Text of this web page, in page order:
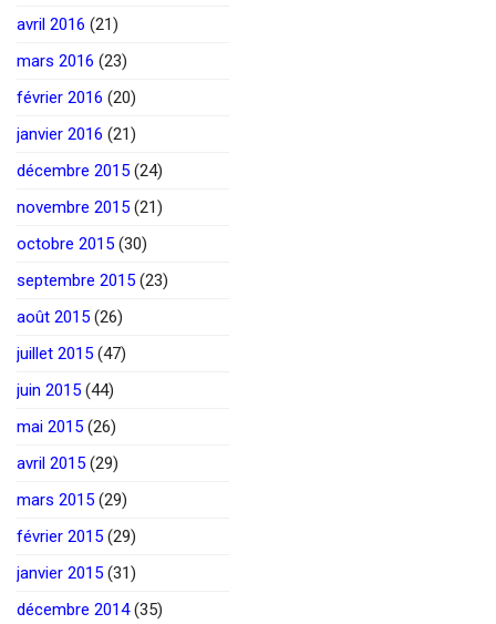
avril 2016 (21)
mars 2016 (23)
février 2016 (20)
janvier 2016 (21)
décembre 2015 (24)
novembre 2015 (21)
octobre 2015 (30)
septembre 2015 (23)
août 2015 (26)
juillet 2015 (47)
juin 2015 (44)
mai 2015 (26)
avril 2015 (29)
mars 2015 (29)
février 2015 (29)
janvier 2015 (31)
décembre 2014(35)